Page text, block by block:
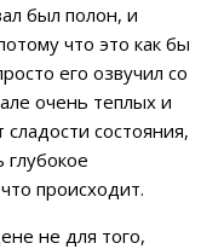
был полон, и
что это как бы
его озвучил со
очень теплых и
состояния,
глубокое
происходит.
не для того,